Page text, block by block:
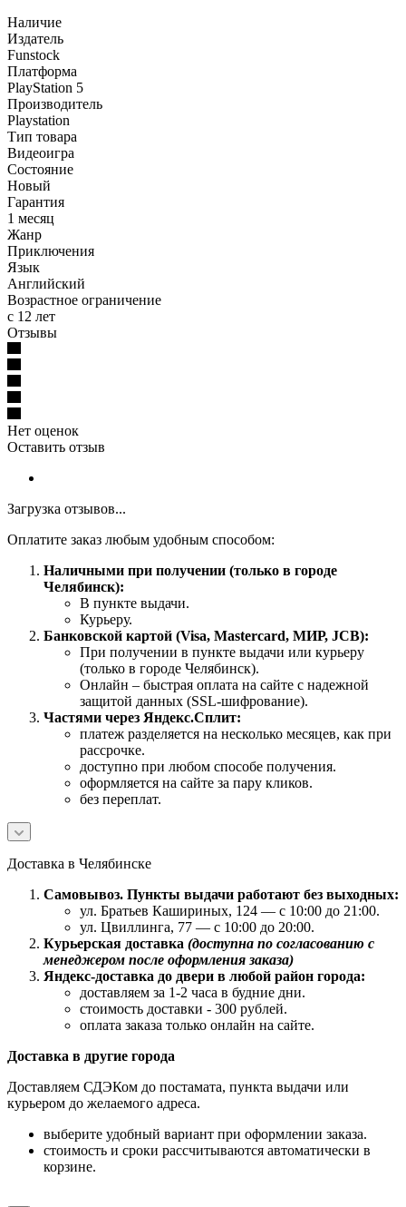
Наличие
Издатель
Funstock
Платформа
PlayStation 5
Производитель
Playstation
Тип товара
Видеоигра
Состояние
Новый
Гарантия
1 месяц
Жанр
Приключения
Язык
Английский
Возрастное ограничение
с 12 лет
Отзывы
Нет оценок
Оставить отзыв
Загрузка отзывов...
Оплатите заказ любым удобным способом:
Наличными при получении (только в городе
Челябинск):
В пункте выдачи.
Курьеру.
Банковской картой (Visa, Mastercard, МИР, JCB):
При получении в пункте выдачи или курьеру
(только в городе Челябинск).
Онлайн – быстрая оплата на сайте с надежной
защитой данных (SSL-шифрование).
Частями через Яндекс.Сплит:
платеж разделяется на несколько месяцев, как при
рассрочке.
доступно при любом способе получения.
оформляется на сайте за пару кликов.
без переплат.
Доставка в Челябинске
Самовывоз. Пункты выдачи работают без выходных:
ул. Братьев Кашириных, 124 — с 10:00 до 21:00.
ул. Цвиллинга, 77 — с 10:00 до 20:00.
Курьерская доставка (доступна по согласованию с
менеджером после оформления заказа)
Яндекс-доставка до двери в любой район города:
доставляем за 1-2 часа в будние дни.
стоимость доставки - 300 рублей.
оплата заказа только онлайн на сайте.
Доставка в другие города
Доставляем СДЭКом до постамата, пункта выдачи или
курьером до желаемого адреса.
выберите удобный вариант при оформлении заказа.
стоимость и сроки рассчитываются автоматически в
корзине.